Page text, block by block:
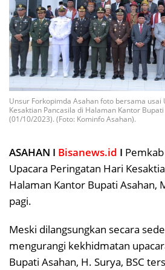
Unsur Forkopimda Asahan foto bersama
Kesaktian Pancasila di Halaman Kantor
(01/10/2023). (Foto: Kominfo Asahan).
ASAHAN I Bisanews.id I
Upacara Peringatan Hari
Halaman Kantor Bupati Asahan,
pagi.
Meski dilangsungkan secara
mengurangi kekhidmatan
Bupati Asahan, H. Surya, BSC